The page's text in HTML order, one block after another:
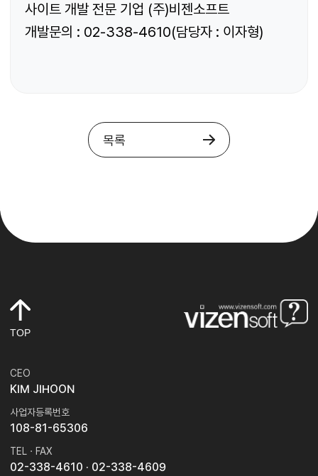
사이트 개발 전문 기업 (주)비젠소프트
개발문의 : 02-338-4610(담당자 : 이자형)
목록
TOP
CEO
KIM JIHOON
사업자등록번호
108-81-65306
TEL · FAX
02-338-4610 · 02-338-4609